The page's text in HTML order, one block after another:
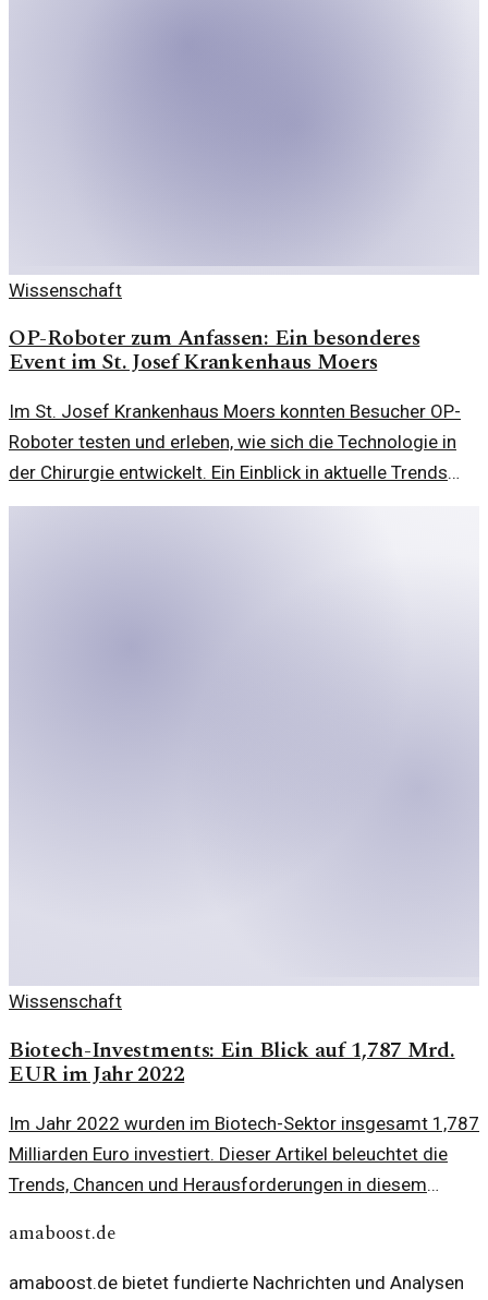
Wissenschaft
OP-Roboter zum Anfassen: Ein besonderes
Event im St. Josef Krankenhaus Moers
Im St. Josef Krankenhaus Moers konnten Besucher OP-
Roboter testen und erleben, wie sich die Technologie in
der Chirurgie entwickelt. Ein Einblick in aktuelle Trends
und Bedenken.
Wissenschaft
Biotech-Investments: Ein Blick auf 1,787 Mrd.
EUR im Jahr 2022
Im Jahr 2022 wurden im Biotech-Sektor insgesamt 1,787
Milliarden Euro investiert. Dieser Artikel beleuchtet die
Trends, Chancen und Herausforderungen in diesem
amaboost.de
amaboost.de bietet fundierte Nachrichten und Analysen